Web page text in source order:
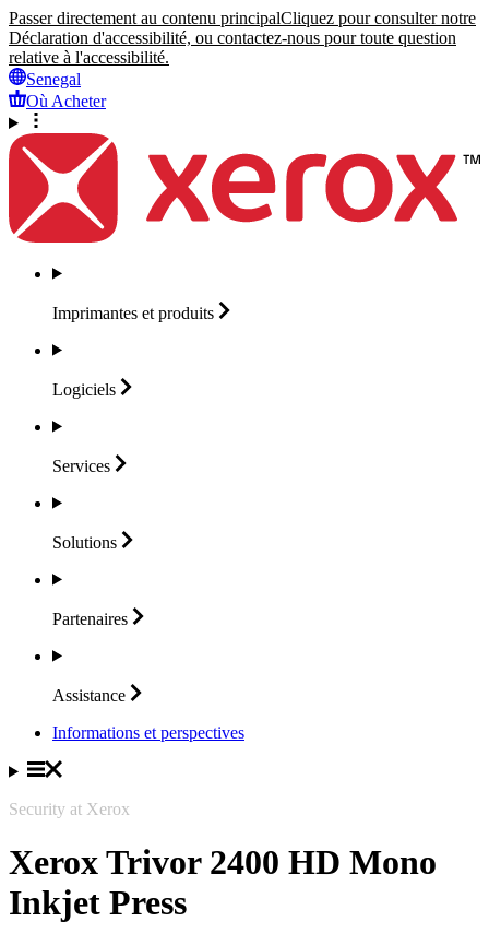
Passer directement au contenu principalCliquez pour consulter notre
Déclaration d'accessibilité, ou contactez-nous pour toute question
relative à l'accessibilité.
Senegal
Où Acheter
Imprimantes et produits
Logiciels
Services
Solutions
Partenaires
Assistance
Informations et perspectives
Security at Xerox
Xerox Trivor 2400 HD Mono
Inkjet Press